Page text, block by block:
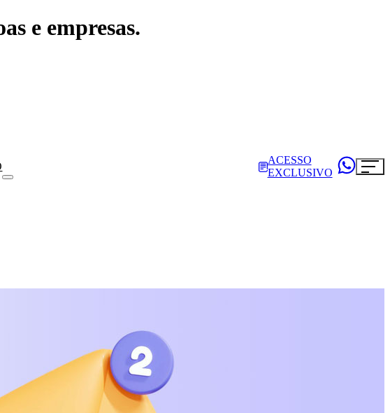
e empresas.
ACESSO
EXCLUSIVO